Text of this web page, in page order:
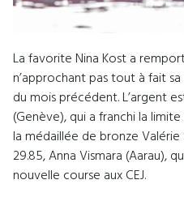
La favorite Nina Kost a
n’approchant pas tout à fait
du mois précédent. L’argent
(Genève), qui a franchi la
la médaillée de bronze Valérie
29.85, Anna Vismara (Aarau),
nouvelle course aux CEJ.